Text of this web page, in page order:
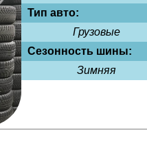
Тип авто:
Грузовые
Сезонность шины:
Зимняя